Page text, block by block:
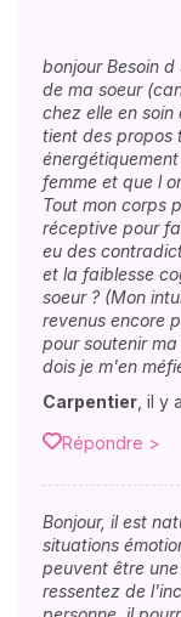
bonjour Besoin
de ma soeur
chez elle en
tient des propos
femme et que l
Tout mon corps
réceptive pour
eu des
et la faiblesse
soeur ? (Mon
revenus encore
pour soutenir
dois je m'en
Carpentier il y
Répondre >
Bonjour, il est
situations
peuvent être
ressentez de